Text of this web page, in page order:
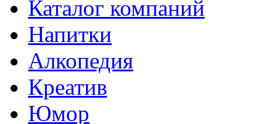
Каталог компаний
Напитки
Алкопедия
Креатив
Юмор